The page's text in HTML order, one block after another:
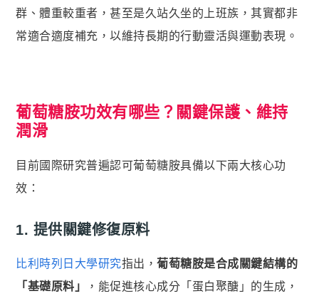
皇穩．苦瓜胜肽+酵母鉻
鐵騎．PCTII+葡萄糖胺+軟骨素
九五闆闆的蝦皮套件
蝦皮賣家輔助工具
 社群平台
官方Line
群、體重較重者，甚至是久站久坐的上班族，其實都非
常適合適度補充，以維持長期的行動靈活與運動表現。
葡萄糖胺功效有哪些？關鍵保護、維持
潤滑
目前國際研究普遍認可葡萄糖胺具備以下兩大核心功
效：
1. 提供關鍵修復原料
比利時列日大學研究指出， 葡萄糖胺是合成關鍵結構的
「基礎原料」
，能促進核心成分「蛋白聚醣」的生成，